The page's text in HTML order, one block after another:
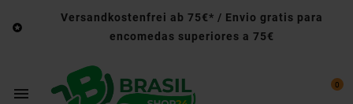

Versandkostenfrei ab 75€* / Envio gratis para
encomedas superiores a 75€
 0